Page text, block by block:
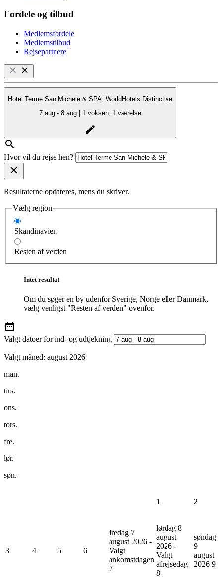
Fordele og tilbud
Medlemsfordele
Medlemstilbud
Rejsepartnere
Hotel Terme San Michele & SPA, WorldHotels Distinctive
7 aug - 8 aug | 1 voksen, 1 værelse
Hvor vil du rejse hen?
Resultaterne opdateres, mens du skriver.
Vælg region
Skandinavien
Resten af verden
Intet resultat
Om du søger en by udenfor Sverige, Norge eller Danmark,
vælg venligst "Resten af verden" ovenfor.
Valgt datoer for ind- og udtjekning
Valgt måned: august 2026
man.
tirs.
ons.
tors.
fre.
lør.
søn.
1 2
3 4 5 6
fredag 7
august 2026 -
Valgt
ankomstdagen
7
lørdag 8
august
2026 -
Valgt
afrejsedag
8
søndag
9
august
2026 9